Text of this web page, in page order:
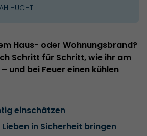
HUCHT
Haus- oder Wohnungsbrand?
Schritt für Schritt, wie ihr am
und bei Feuer einen kühlen
einschätzen
Lieben in Sicherheit bringen